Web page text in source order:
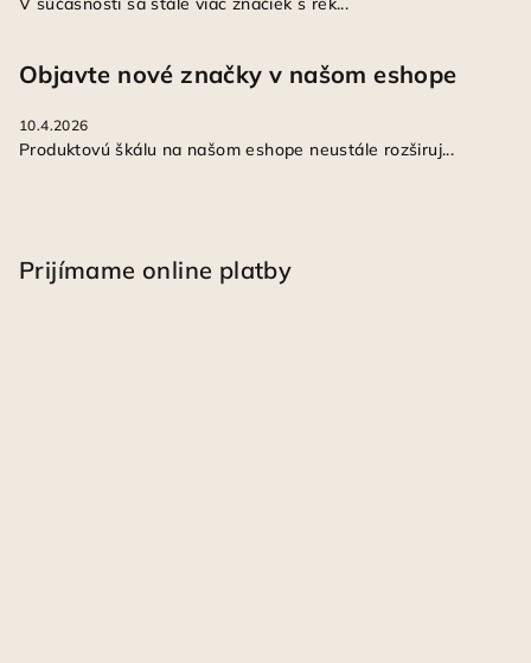
Objavte nové značky v našom eshope
10.4.2026
Produktovú škálu na našom eshope neustále rozširuj...
Prijímame online platby